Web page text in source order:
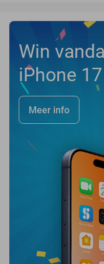
Win
iPhone
Meer info